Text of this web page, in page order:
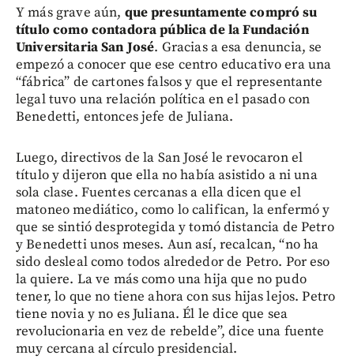
Y más grave aún, que presuntamente compró su
título como contadora pública de la Fundación
Universitaria San José. Gracias a esa denuncia, se
empezó a conocer que ese centro educativo era una
“fábrica” de cartones falsos y que el representante
legal tuvo una relación política en el pasado con
Benedetti, entonces jefe de Juliana.
Luego, directivos de la San José le revocaron el
título y dijeron que ella no había asistido a ni una
sola clase. Fuentes cercanas a ella dicen que el
matoneo mediático, como lo califican, la enfermó y
que se sintió desprotegida y tomó distancia de Petro
y Benedetti unos meses. Aun así, recalcan, “no ha
sido desleal como todos alrededor de Petro. Por eso
la quiere. La ve más como una hija que no pudo
tener, lo que no tiene ahora con sus hijas lejos. Petro
tiene novia y no es Juliana. Él le dice que sea
revolucionaria en vez de rebelde”, dice una fuente
muy cercana al círculo presidencial.